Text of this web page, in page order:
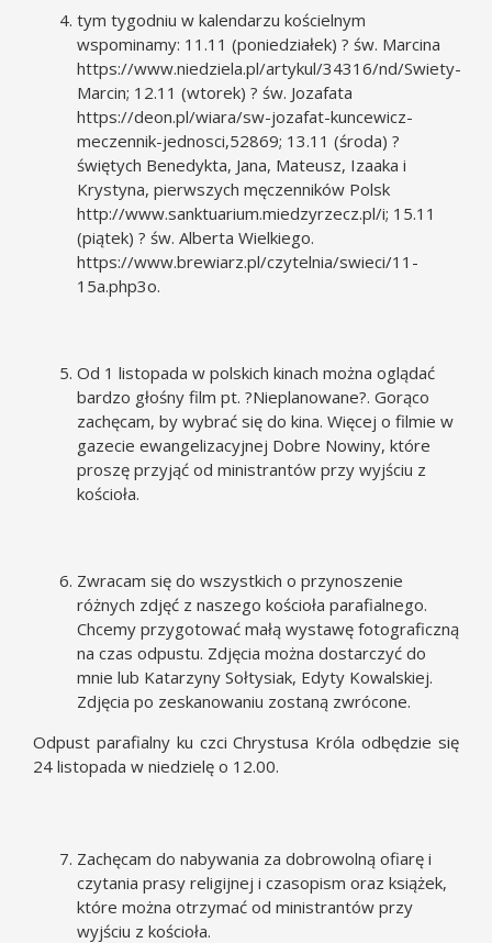
tym tygodniu w kalendarzu kościelnym
wspominamy: 11.11 (poniedziałek) ? św. Marcina
https://www.niedziela.pl/artykul/34316/nd/Swiety-
Marcin; 12.11 (wtorek) ? św. Jozafata
https://deon.pl/wiara/sw-jozafat-kuncewicz-
meczennik-jednosci,52869; 13.11 (środa) ?
świętych Benedykta, Jana, Mateusz, Izaaka i
Krystyna, pierwszych męczenników Polsk
http://www.sanktuarium.miedzyrzecz.pl/i; 15.11
(piątek) ? św. Alberta Wielkiego.
https://www.brewiarz.pl/czytelnia/swieci/11-
15a.php3o.
Od 1 listopada w polskich kinach można oglądać
bardzo głośny film pt. ?Nieplanowane?. Gorąco
zachęcam, by wybrać się do kina. Więcej o filmie w
gazecie ewangelizacyjnej Dobre Nowiny, które
proszę przyjąć od ministrantów przy wyjściu z
kościoła.
Zwracam się do wszystkich o przynoszenie
różnych zdjęć z naszego kościoła parafialnego.
Chcemy przygotować małą wystawę fotograficzną
na czas odpustu. Zdjęcia można dostarczyć do
mnie lub Katarzyny Sołtysiak, Edyty Kowalskiej.
Zdjęcia po zeskanowaniu zostaną zwrócone.
Odpust parafialny ku czci Chrystusa Króla odbędzie się
24 listopada w niedzielę o 12.00.
Zachęcam do nabywania za dobrowolną ofiarę i
czytania prasy religijnej i czasopism oraz książek,
które można otrzymać od ministrantów przy
wyjściu z kościoła.